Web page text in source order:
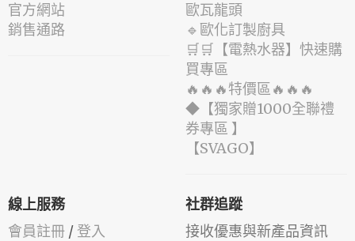
官方網站
銷售通路
歐瓦龍頭
🔹歐化訂製廚具
🛒🛒【電熱水器】快速購
買專區
🔥🔥🔥特價區🔥🔥🔥
◆【獨家贈1000全聯禮
券專區 】
️【SVAGO】️
線上服務
會員註冊 / 登入
社群追蹤
接收優惠與新產品資訊